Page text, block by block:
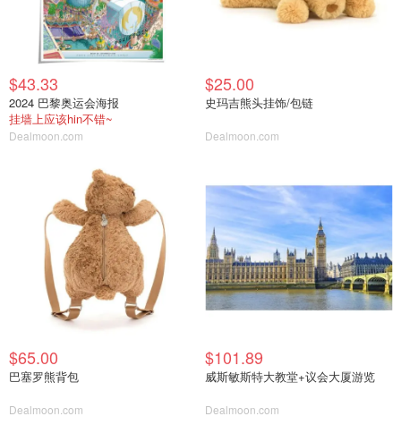
$43.33
2024 巴黎奥运会海报
挂墙上应该hin不错~
Dealmoon.com
$25.00
史玛吉熊头挂饰/包链
Dealmoon.com
$65.00
巴塞罗熊背包
Dealmoon.com
$101.89
威斯敏斯特大教堂+议会大厦游览
Dealmoon.com